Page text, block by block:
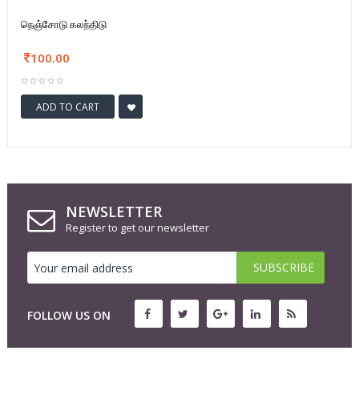
நெஞ்சோடு கலந்திடு
100.00
ADD TO CART
NEWSLETTER
Register to get our newsletter
FOLLOW US ON